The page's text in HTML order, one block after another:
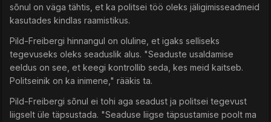
sõnul on väga tähtis, et ka politsei töö oleks jäligimisseadmeid
kasutades kindlas raamistikus.
Pild-Freibergi hinnangul on oluline, et igaks selliseks
tegevuseks oleks seaduslik alus. "Seaduste usaldamise
eeldus on see, et keegi kontrollib seda, kes meid kaitseb.
Politseinik on ka inimene," rääkis ta.
Pild-Freibergi sõnul ei tohi aga seadust ja politsei tegevust
liigselt üle täpsustada. "Seaduse liigse täpsustamise poolt ma